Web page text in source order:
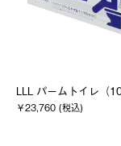
LLL パームトイレ（
￥23,760 (税込)